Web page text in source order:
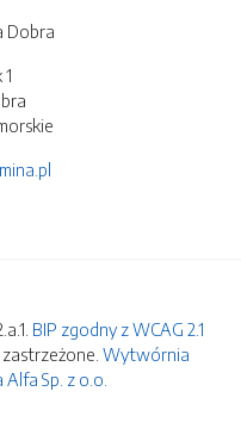
Dobra
BIP zgodny z WCAG 2.1
Wytwórnia
Sp. z o.o.